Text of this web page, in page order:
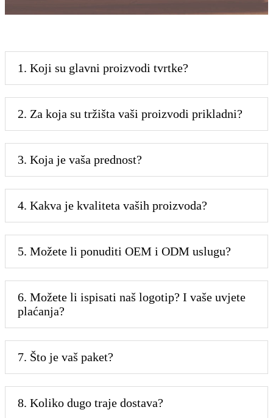
1. Koji su glavni proizvodi tvrtke?
2. Za koja su tržišta vaši proizvodi prikladni?
3. Koja je vaša prednost?
4. Kakva je kvaliteta vaših proizvoda?
5. Možete li ponuditi OEM i ODM uslugu?
6. Možete li ispisati naš logotip? I vaše uvjete
plaćanja?
7. Što je vaš paket?
8. Koliko dugo traje dostava?